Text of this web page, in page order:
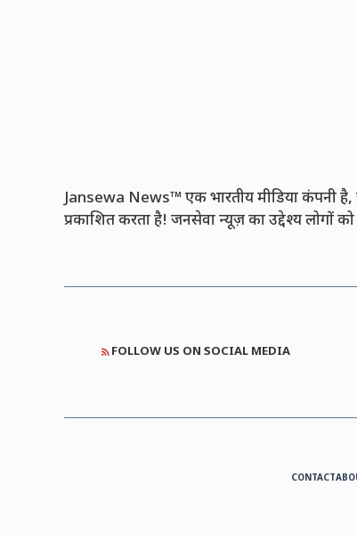
Jansewa News™ एक भारतीय मीडिया कंपनी
प्रकाशित करता है! जनसेवा न्यूज़ का उद्देश्य लोगों
FOLLOW US ON SOCIAL MEDIA
CONTACT